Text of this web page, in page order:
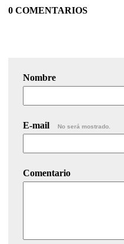
0 COMENTARIOS
Nombre
E-mail No será mostrado.
Comentario